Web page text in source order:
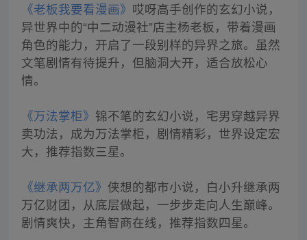
《老板我要看漫画》 哎呀高手创作的玄幻小说，
异世界中的“中二动漫社”店主杨老板，带着漫画
角色的能力，开启了一段别样的异界之旅。虽然
文笔剧情有待提升，但脑洞大开，适合放松心
情。
《万法掌柜》 锦不笔的玄幻小说，宅男穿越异界
卖功法，成为万法掌柜，剧情精彩，世界设定宏
大，推荐指数三星。
《继承两万亿》 侠想的都市小说，白小升继承两
万亿财团，从底层做起，一步步走向人生巅峰。
剧情爽快，主角智商在线，推荐指数四星。